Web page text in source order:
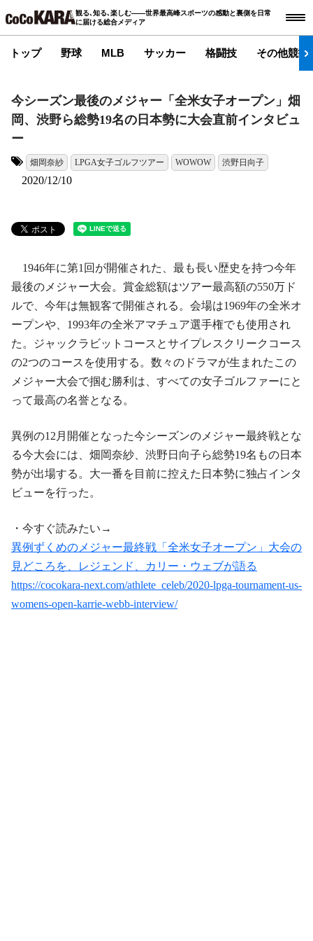
観る､知る､楽しむ――世界最高峰スポーツの感動と裏側を日常
に届ける総合メディア
トップ 野球 MLB サッカー 格闘技 その他競技
今シーズン最後のメジャー「全米女子オープン」畑
岡、渋野ら総勢19名の日本勢に大会直前インタビュ
ー
畑岡奈紗 LPGA女子ゴルフツアー WOWOW 渋野日向子
2020/12/10
1946年に第1回が開催された、最も長い歴史を持つ今年
最後のメジャー大会。賞金総額はツアー最高額の550万ド
ルで、今年は無観客で開催される。会場は1969年の全米オ
ープンや、1993年の全米アマチュア選手権でも使用され
た。ジャックラビットコースとサイプレスクリークコース
の2つのコースを使用する。数々のドラマが生まれたこの
メジャー大会で掴む勝利は、すべての女子ゴルファーにと
って最高の名誉となる。
異例の12月開催となった今シーズンのメジャー最終戦とな
る今大会には、畑岡奈紗、渋野日向子ら総勢19名もの日本
勢が出場する。大一番を目前に控えた日本勢に独占インタ
ビューを行った。
・今すぐ読みたい→
異例ずくめのメジャー最終戦「全米女子オープン」大会の
見どころを、レジェンド、カリー・ウェブが語る
https://cocokara-next.com/athlete_celeb/2020-lpga-tournament-us-
womens-open-karrie-webb-interview/